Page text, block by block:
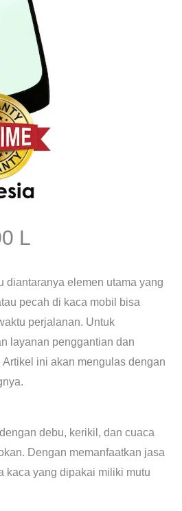
L
diantaranya elemen utama yang
pecah di kaca mobil bisa
perjalanan. Untuk
layanan penggantian dan
ini akan mengulas dengan
debu, kerikil, dan cuaca
Dengan memanfaatkan jasa
kaca yang dipakai miliki mutu